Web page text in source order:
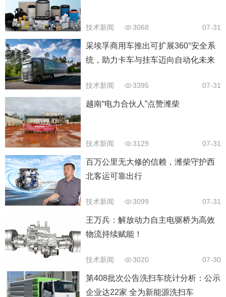
技术新闻 3068 07-31
采埃孚商用车推出可扩展360°安全系
统，助力卡车与挂车迈向自动化未来
技术新闻 3395 07-31
越南“电力合伙人”点赞潍柴
技术新闻 3129 07-31
百万公里无大修的信赖，潍柴守护西
北客运可靠出行
技术新闻 3099 07-31
王万兵：解放动力自主电驱桥为高效
物流持续赋能！
技术新闻 3020 07-30
第408批次公告洗扫车统计分析：公示
企业达22家 全为新能源洗扫车